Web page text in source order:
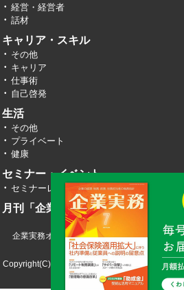
経営・経営者
話材
キャリア・スキル
その他
キャリア
仕事術
自己啓発
生活
その他
プライベート
健康
セミナー・イベント
セミナーレポート
月刊「企業実務」
企業実務オンライン TOP 運営会社 お
シー
Copyright(C) 2026 株式会社エヌ・ジェイ・ハ
社 All RIght